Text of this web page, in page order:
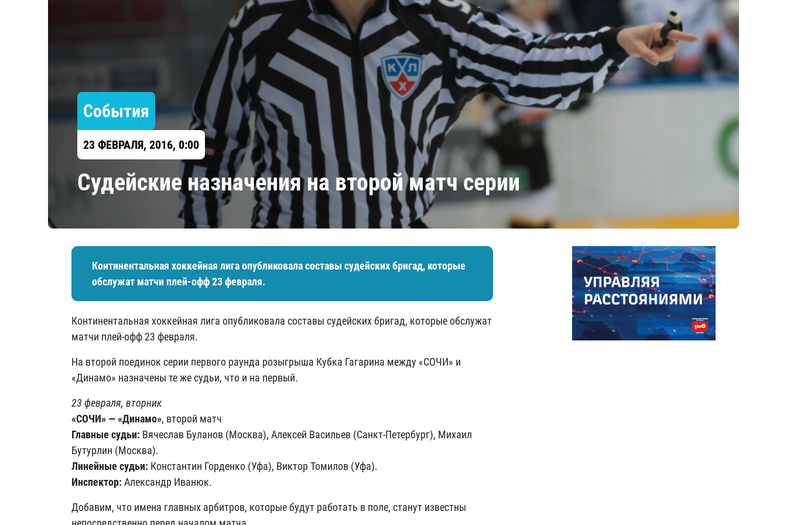
Шанхайские Драконы
Амур
Барыс
Салават Юлаев
Сибирь
События
23 ФЕВРАЛЯ, 2016, 0:00
Судейские назначения на второй матч серии
Континентальная хоккейная лига опубликовала составы судейских бригад, которые
обслужат матчи плей-офф 23 февраля.
Континентальная хоккейная лига опубликовала составы судейских бригад, которые обслужат
матчи плей-офф 23 февраля.
На второй поединок серии первого раунда розыгрыша Кубка Гагарина между «СОЧИ» и
«Динамо» назначены те же судьи, что и на первый.
23 февраля, вторник
«СОЧИ» — «Динамо», второй матч
Главные судьи: Вячеслав Буланов (Москва), Алексей Васильев (Санкт-Петербург), Михаил
Бутурлин (Москва).
Линейные судьи: Константин Горденко (Уфа), Виктор Томилов (Уфа).
Инспектор: Александр Иванюк.
Добавим, что имена главных арбитров, которые будут работать в поле, станут известны